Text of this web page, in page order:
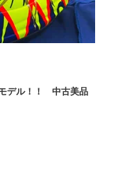
デル！！ 中古美品